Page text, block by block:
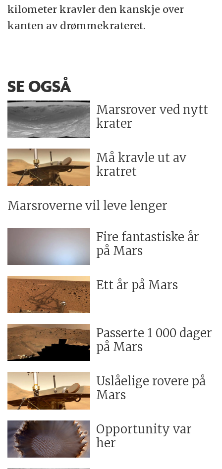
kilometer kravler den kanskje over
kanten av drømmekrateret.
SE OGSÅ
Marsrover ved nytt
krater
Må kravle ut av
kratret
Marsroverne vil leve lenger
Fire fantastiske år
på Mars
Ett år på Mars
Passerte 1 000 dager
på Mars
Uslåelige rovere på
Mars
Opportunity var
her